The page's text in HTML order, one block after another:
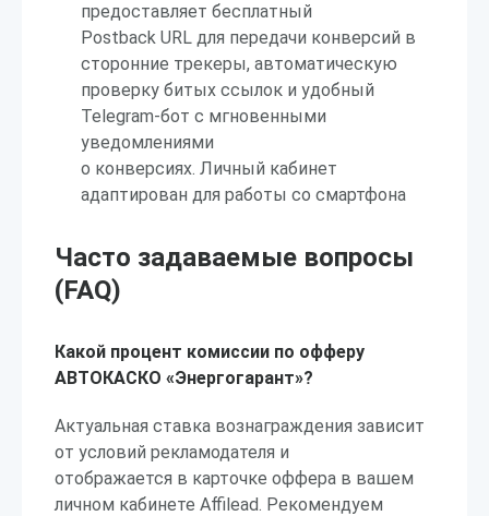
предоставляет бесплатный
Postback URL для передачи конверсий в
сторонние трекеры, автоматическую
проверку битых ссылок и удобный
Telegram-бот с мгновенными
уведомлениями
о конверсиях. Личный кабинет
адаптирован для работы со смартфона
Часто задаваемые вопросы
(FAQ)
Какой процент комиссии по офферу
АВТОКАСКО «Энергогарант»?
Актуальная ставка вознаграждения зависит
от условий рекламодателя и
отображается в карточке оффера в вашем
личном кабинете Affilead. Рекомендуем